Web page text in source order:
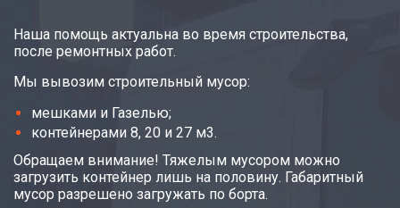
Наша помощь актуальна во время строительства,
после ремонтных работ.
Мы вывозим строительный мусор:
мешками и Газелью;
контейнерами 8, 20 и 27 м3.
Обращаем внимание! Тяжелым мусором можно
загрузить контейнер лишь на половину. Габаритный
мусор разрешено загружать по борта.